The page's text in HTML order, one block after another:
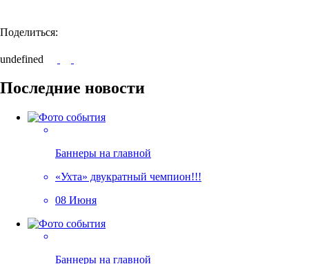
Поделиться:
undefined
Последние новости
Баннеры на главной
«Ухта» двукратный чемпион!!!
08 Июня
Баннеры на главной